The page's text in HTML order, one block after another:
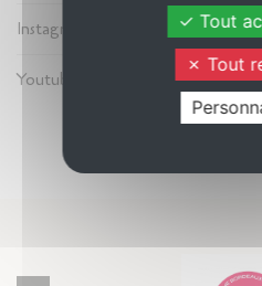
Instagram
Youtube
Tout
Tout